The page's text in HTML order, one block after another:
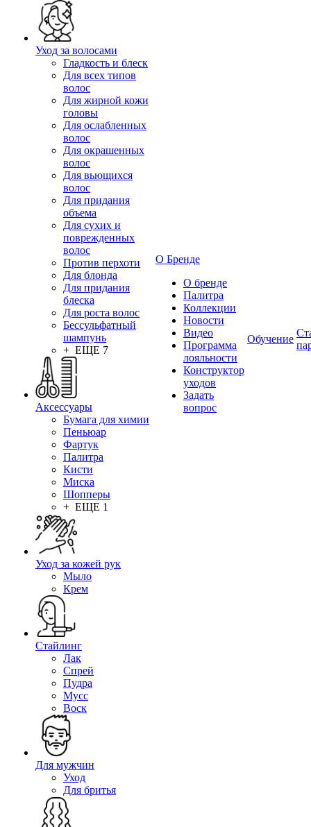
Уход за волосами
Гладкость и блеск
Для всех типов
волос
Для жирной кожи
головы
Для ослабленных
волос
Для окрашенных
волос
Для вьющихся
волос
Для придания
объема
Для сухих и
поврежденных
волос
Против перхоти
Для блонда
Для придания
блеска
Для роста волос
Бессульфатный
шампунь
+ ЕЩЕ 7
Аксессуары
Бумага для химии
Пеньюар
Фартук
Палитра
Кисти
Миска
Шопперы
+ ЕЩЕ 1
Уход за кожей рук
Мыло
Крем
Стайлинг
Лак
Спрей
Пудра
Мусс
Воск
Для мужчин
Уход
Для бритья
О Бренде
О бренде
Палитра
Коллекции
Новости
Видео
Программа
лояльности
Конструктор
уходов
Задать
вопрос
Обучение